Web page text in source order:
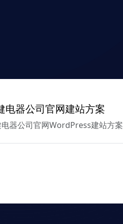
电器公司官网建站方案
器公司官网WordPress建站方案